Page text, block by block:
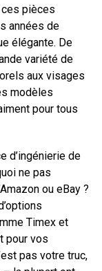
pièces
années de
élégante. De
variété de
aux visages
modèles
pour tous
d’ingénierie de
ne pas
ou eBay ?
Timex et
pour vos
pas votre truc,